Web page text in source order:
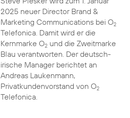
2025 neuer Director Brand &
Marketing Communications bei O2
Telefonica. Damit wird er die
Kernmarke O2und die Zweitmarke
Blau verantworten. Der deutsch-
irische Manager berichtet an
Andreas Laukenmann,
Privatkundenvorstand von O2
Telefonica.